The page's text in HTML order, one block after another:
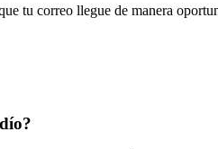
tu correo llegue de manera